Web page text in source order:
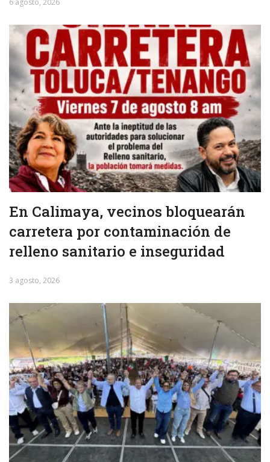
En Calimaya, vecinos bloquearán
carretera por contaminación de
relleno sanitario e inseguridad
3 agosto, 2026